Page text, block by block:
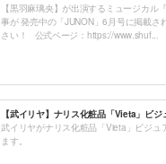
【黒羽麻璃央】が出演するミュージカル
事が 発売中の「JUNON」6月号に掲載さ
さい！ 公式ページ：https://www.shuf...
【武イリヤ】ナリス化粧品「Vieta」ビジ
武イリヤがナリス化粧品「Vieta」ビジュ
ます。